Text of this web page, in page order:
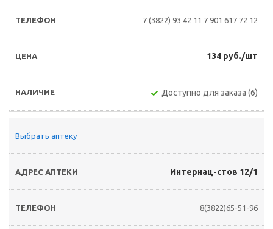
7 (3822) 93 42 11 7 901 617 72 12
134 руб./шт
Доступно для заказа (6)
Выбрать аптеку
Интернац-стов 12/1
8(3822)65-51-96